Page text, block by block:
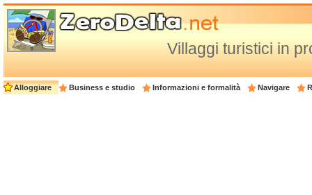
Villaggi turistici in
Alloggiare Business e studio Informazioni e formalità Navigare